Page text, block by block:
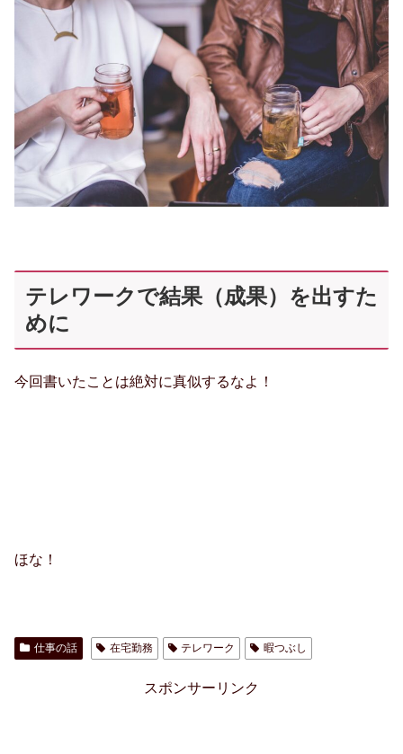
テレワークで結果（成果）を出すた
めに
今回書いたことは絶対に真似するなよ！
ほな！
仕事の話 在宅勤務 テレワーク 暇つぶし
スポンサーリンク